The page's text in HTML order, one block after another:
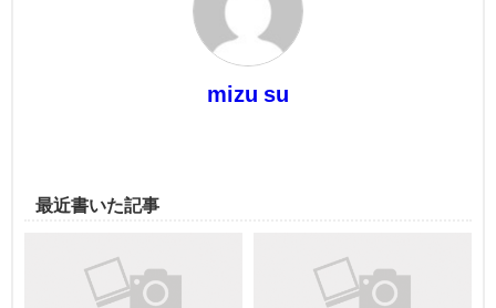
mizu su
最近書いた記事